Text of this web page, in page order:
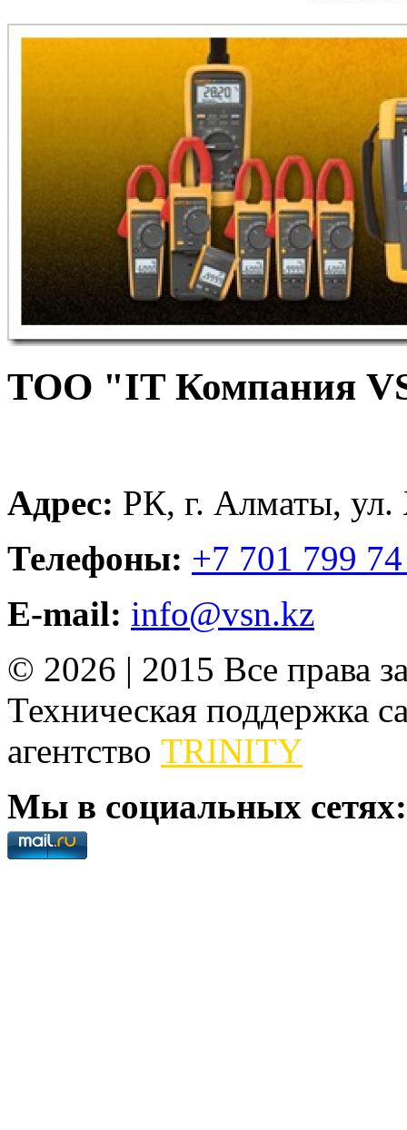
ТОО "IT Компания
Адрес: РК, г. Алматы, ул.
Телефоны: +7 701 799
E-mail: info@vsn.kz
© 2026 | 2015 Все права
Техническая поддержка
агентство TRINITY
Мы в социальных сетях: